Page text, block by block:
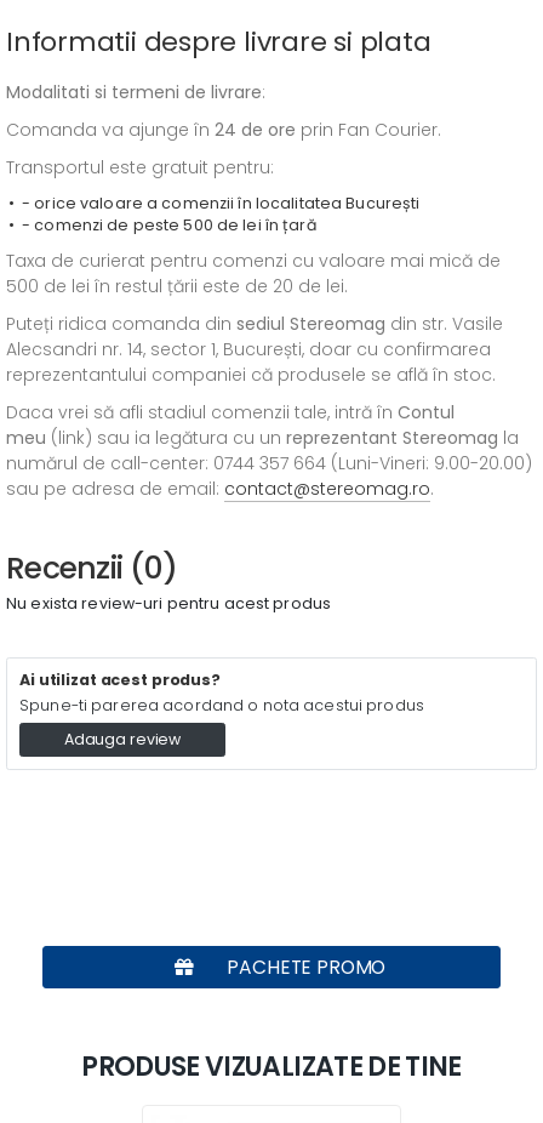
Informatii despre livrare si plata
Modalitati si termeni de livrare:
Comanda va ajunge în 24 de ore prin Fan Courier.
Transportul este gratuit pentru:
- orice valoare a comenzii în localitatea București
- comenzi de peste 500 de lei în țară
Taxa de curierat pentru comenzi cu valoare mai mică de
500 de lei în restul țării este de 20 de lei.
Puteți ridica comanda din sediul Stereomag din str. Vasile
Alecsandri nr. 14, sector 1, București, doar cu confirmarea
reprezentantului companiei că produsele se află în stoc.
Daca vrei să afli stadiul comenzii tale, intră în Contul
meu (link) sau ia legătura cu un reprezentant Stereomag la
numărul de call-center: 0744 357 664 (Luni-Vineri: 9.00-20.00)
sau pe adresa de email: contact@stereomag.ro.
Recenzii (0)
Nu exista review-uri pentru acest produs
Ai utilizat acest produs?
Spune-ti parerea acordand o nota acestui produs
Adauga review
PACHETE PROMO
PRODUSE VIZUALIZATE DE TINE